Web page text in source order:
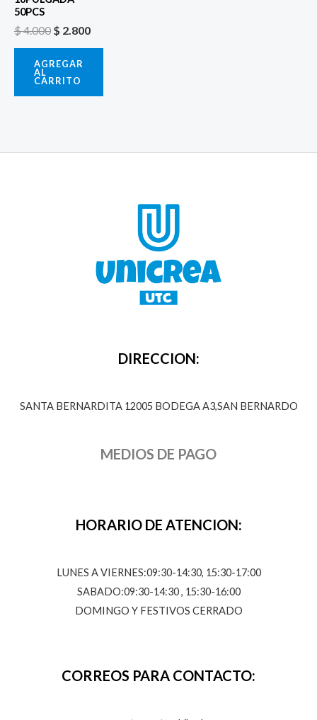
50PCS
$4.000 $ 2.800
AGREGAR
AL
CARRITO
DIRECCION:
SANTA BERNARDITA 12005 BODEGA A3,SAN BERNARDO
MEDIOS DE PAGO
HORARIO DE ATENCION:
LUNES A VIERNES:09:30-14:30, 15:30-17:00
SABADO:09:30-14:30 , 15:30-16:00
DOMINGO Y FESTIVOS CERRADO
CORREOS PARA CONTACTO: